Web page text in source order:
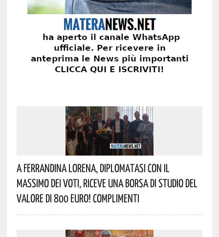
A Ferrandina Lorena, Diplomatasi Con Il
Massimo Dei Voti, Riceve Una Borsa Di Studio Del
Valore Di 800 Euro! Complimenti